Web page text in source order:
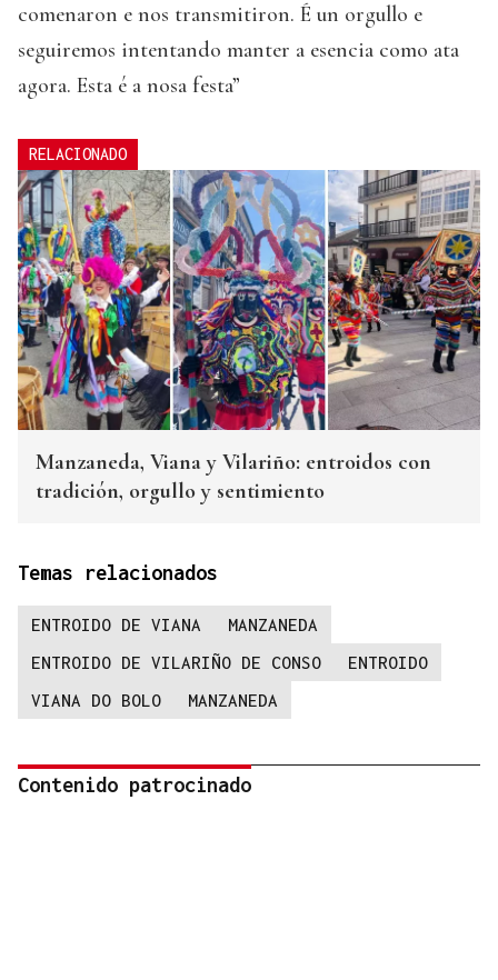
comenaron e nos transmitiron. É un orgullo e
seguiremos intentando manter a esencia como ata
agora. Esta é a nosa festa”
RELACIONADO
Manzaneda, Viana y Vilariño: entroidos con
tradición, orgullo y sentimiento
Temas relacionados
ENTROIDO DE VIANA
MANZANEDA
ENTROIDO DE VILARIÑO DE CONSO
ENTROIDO
VIANA DO BOLO
MANZANEDA
Contenido patrocinado